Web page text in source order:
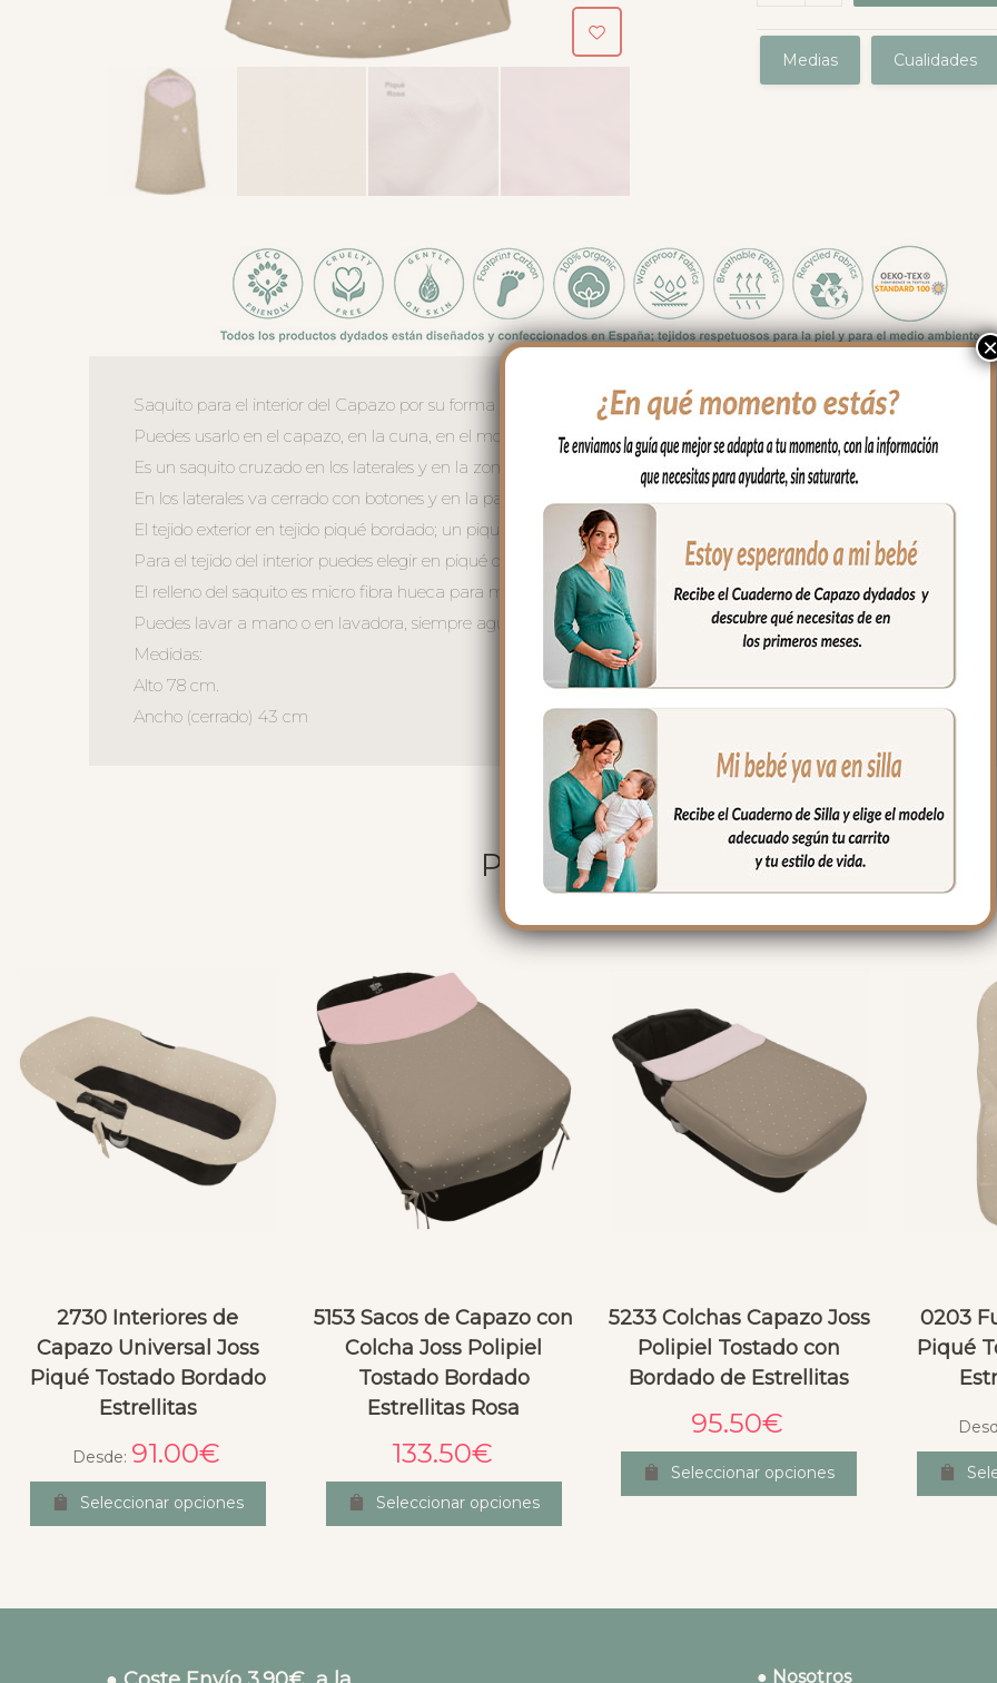
Medias Cualidades
Saquito para el interior del Capazo por su forma y medidas es apto para todos los capazos.
Puedes usarlo en el capazo, en la cuna, en el moisés, para llevar en brazos…
Es un saquito cruzado en los laterales y en la zona de cabecita con capucha, apto para todo tipo de capazos.
En los laterales va cerrado con botones y en la parte de abajo con cremallera para mayor seguridad.
El tejido exterior en tejido piqué bordado; un piqué de algodón.
Para el tejido del interior puedes elegir en piqué de algodón o en pelo corto liso.
El relleno del saquito es micro fibra hueca para mayor confort del bebé y muy buena transpirabilidad.
Puedes lavar a mano o en lavadora, siempre agua fría, jabones no abrasivos y secado al natural.
Medidas:
Alto 78 cm.
Ancho (cerrado) 43 cm
PRODUCTOS RELACIONADOS
2730 Interiores de
Capazo Universal Joss
Piqué Tostado Bordado
Estrellitas
Desde: 91.00€
Seleccionar opciones
5153 Sacos de Capazo con
Colcha Joss Polipiel
Tostado Bordado
Estrellitas Rosa
133.50€
Seleccionar opciones
5233 Colchas Capazo Joss
Polipiel Tostado con
Bordado de Estrellitas
95.50€
Seleccionar opciones
0203
Piqué
● Nosotros
×